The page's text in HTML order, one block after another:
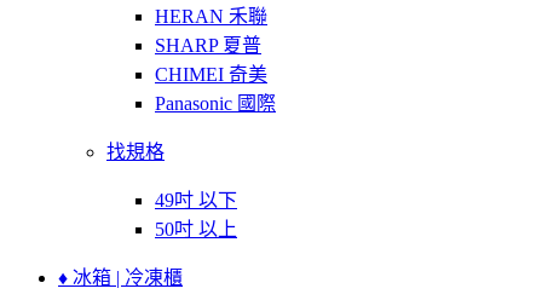
HERAN 禾聯
SHARP 夏普
CHIMEI 奇美
Panasonic 國際
找規格
49吋 以下
50吋 以上
♦ 冰箱 | 冷凍櫃